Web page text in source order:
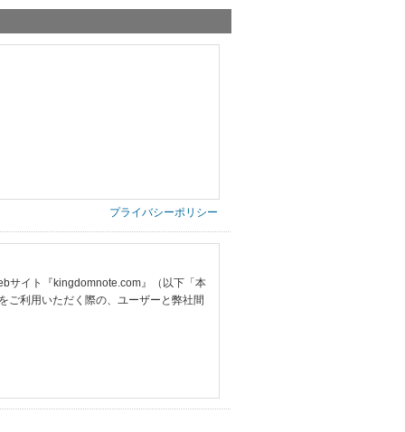
供いただいた情報）
写し等）、および当該書類に含まれる
れる住所※、投稿時にご提供いただいた
プライバシーポリシー
サイト『kingdomnote.com』（以下「本
ご利用いただく際の、ユーザーと弊社間